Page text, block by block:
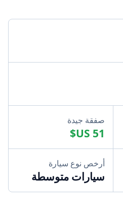
صفقة جيدة
أرخص نوع سيارة
سيارات متوسطة